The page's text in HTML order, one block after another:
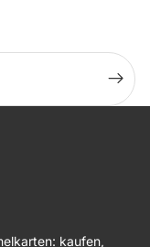
kaufen,